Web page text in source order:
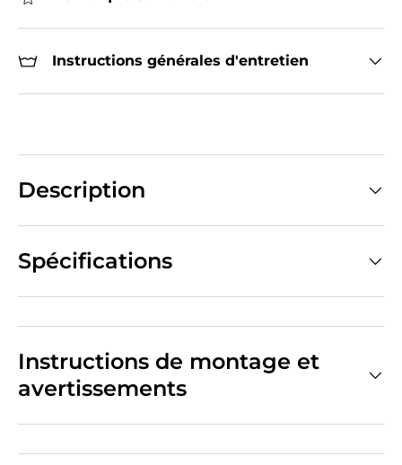
Instructions générales d'entretien
Description
Spécifications
Instructions de montage et
avertissements